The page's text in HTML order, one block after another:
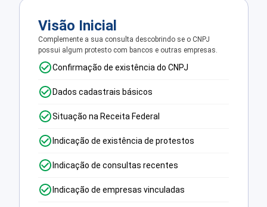
Visão Inicial
Complemente a sua consulta descobrindo se o CNPJ
possui algum protesto com bancos e outras empresas.
Confirmação de existência do CNPJ
Dados cadastrais básicos
Situação na Receita Federal
Indicação de existência de protestos
Indicação de consultas recentes
Indicação de empresas vinculadas